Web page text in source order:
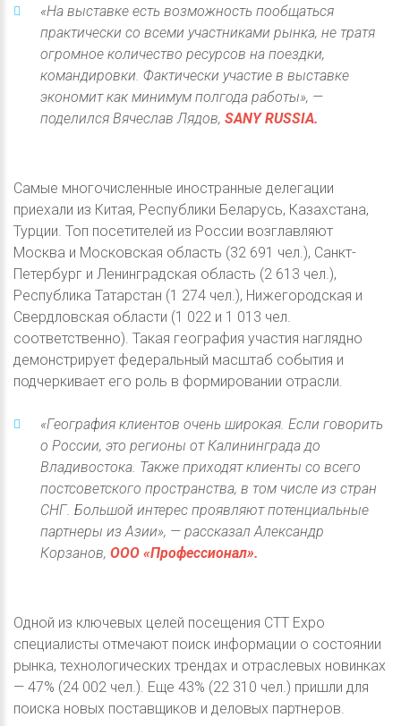
«На выставке есть возможность пообщаться
практически со всеми участниками рынка, не тратя
огромное количество ресурсов на поездки,
командировки. Фактически участие в выставке
экономит как минимум полгода работы», —
поделился Вячеслав Лядов, SANY RUSSIA.
Самые многочисленные иностранные делегации
приехали из Китая, Республики Беларусь, Казахстана,
Турции. Топ посетителей из России возглавляют
Москва и Московская область (32 691 чел.), Санкт-
Петербург и Ленинградская область (2 613 чел.),
Республика Татарстан (1 274 чел.), Нижегородская и
Свердловская области (1 022 и 1 013 чел.
соответственно). Такая география участия наглядно
демонстрирует федеральный масштаб события и
подчеркивает его роль в формировании отрасли.
«География клиентов очень широкая. Если говорить
о России, это регионы от Калининграда до
Владивостока. Также приходят клиенты со всего
постсоветского пространства, в том числе из стран
СНГ. Большой интерес проявляют потенциальные
партнеры из Азии», — рассказал Александр
Корзанов, ООО «Профессионал».
Одной из ключевых целей посещения CTT Expo
специалисты отмечают поиск информации о состоянии
рынка, технологических трендах и отраслевых новинках
— 47% (24 002 чел.). Еще 43% (22 310 чел.) пришли для
поиска новых поставщиков и деловых партнеров.